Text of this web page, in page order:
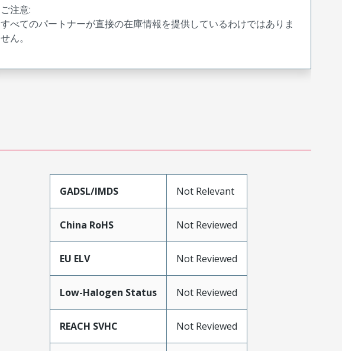
ご注意:
すべてのパートナーが直接の在庫情報を提供しているわけではありま
せん。
GADSL/IMDS Not Relevant
China RoHS Not Reviewed
EU ELV Not Reviewed
Low-Halogen Status Not Reviewed
REACH SVHC Not Reviewed